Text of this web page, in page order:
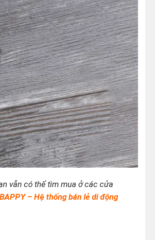
vẫn có thể tìm mua ở các cửa
– Hệ thống bán lẻ di động